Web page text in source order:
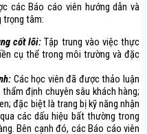
các Báo cáo viên hướng dẫn và
trọng tâm:
cốt lõi: Tập trung vào việc thực
cụ thể trong môi trường và đặc
Các học viên đã được thảo luận
định chuyên sâu khách hàng;
đặc biệt là trang bị kỹ năng nhận
các dấu hiệu bất thường trong
Bên cạnh đó, các Báo cáo viên